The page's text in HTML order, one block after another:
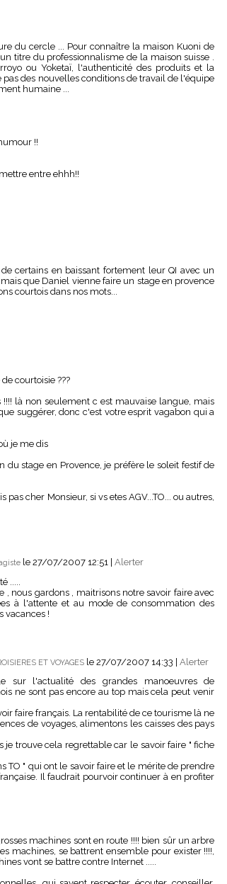
du cercle ... Pour connaître la maison Kuoni de
titre du professionnalisme de la maison suisse .
ou Yoketaï, l'authenticité des produits et la
des nouvelles conditions de travail de l'équipe
humaine ...
!!
entre ehhh!!
certains en baissant fortement leur QI avec un
que Daniel vienne faire un stage en provence
courtois dans nos mots...
courtoisie ???
là non seulement c est mauvaise langue, mais
suggérer, donc c'est votre esprit vagabon qui a
je me dis
du stage en Provence, je préfère le soleit festif de
cher Monsieur, si vs etes AGV...TO... ou autres,
le 27/07/2007 12:51 Alerter
.....
nous gardons , maitrisons notre savoir faire avec
à l'attente et au mode de consommation des
vacances !
ET VOYAGES le 27/07/2007 14:33 | Alerter
sur l'actualité des grandes manoeuvres de
ne sont pas encore au top mais cela peut venir
faire français. La rentabilité de ce tourisme là ne
de voyages, alimentons les caisses des pays
trouve cela regrettable car le savoir faire " fiche
TO " qui ont le savoir faire et le mérite de prendre
Il faudrait pourvoir continuer à en profiter
machines sont en route !!!! bien sûr un arbre
machines, se battrent ensemble pour exister !!!!,
vont se battre contre Internet .....